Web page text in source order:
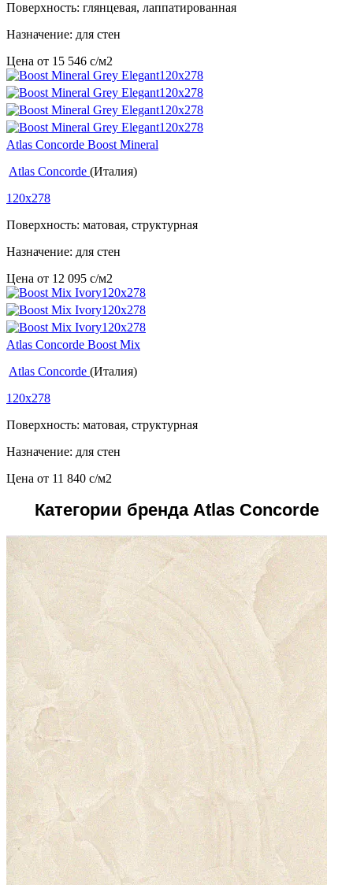
Поверхность: глянцевая, лаппатированная
Назначение: для стен
Цена от 15 546 c/м2
Atlas Concorde Boost Mineral
Atlas Concorde (Италия)
120x278
Поверхность: матовая, структурная
Назначение: для стен
Цена от 12 095 c/м2
Atlas Concorde Boost Mix
Atlas Concorde (Италия)
120x278
Поверхность: матовая, структурная
Назначение: для стен
Цена от 11 840 c/м2
Категории бренда Atlas Concorde